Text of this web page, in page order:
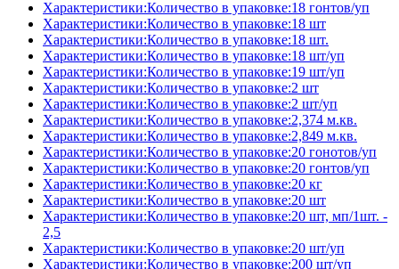
Характеристики:Количество в упаковке:18 гонтов/уп
Характеристики:Количество в упаковке:18 шт
Характеристики:Количество в упаковке:18 шт.
Характеристики:Количество в упаковке:18 шт/уп
Характеристики:Количество в упаковке:19 шт/уп
Характеристики:Количество в упаковке:2 шт
Характеристики:Количество в упаковке:2 шт/уп
Характеристики:Количество в упаковке:2,374 м.кв.
Характеристики:Количество в упаковке:2,849 м.кв.
Характеристики:Количество в упаковке:20 гонотов/уп
Характеристики:Количество в упаковке:20 гонтов/уп
Характеристики:Количество в упаковке:20 кг
Характеристики:Количество в упаковке:20 шт
Характеристики:Количество в упаковке:20 шт, мп/1шт. -
2,5
Характеристики:Количество в упаковке:20 шт/уп
Характеристики:Количество в упаковке:200 шт/уп